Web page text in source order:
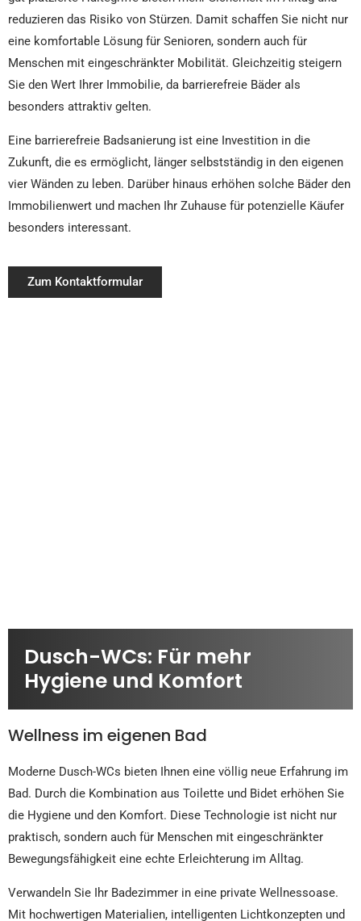
reduzieren das Risiko von Stürzen. Damit schaffen Sie nicht nur
eine komfortable Lösung für Senioren, sondern auch für
Menschen mit eingeschränkter Mobilität. Gleichzeitig steigern
Sie den Wert Ihrer Immobilie, da barrierefreie Bäder als
besonders attraktiv gelten.
Eine barrierefreie Badsanierung ist eine Investition in die
Zukunft, die es ermöglicht, länger selbstständig in den eigenen
vier Wänden zu leben. Darüber hinaus erhöhen solche Bäder den
Immobilienwert und machen Ihr Zuhause für potenzielle Käufer
besonders interessant.
Zum Kontaktformular
Dusch-WCs: Für mehr
Hygiene und Komfort
Wellness im eigenen Bad
Moderne Dusch-WCs bieten Ihnen eine völlig neue Erfahrung im
Bad. Durch die Kombination aus Toilette und Bidet erhöhen Sie
die Hygiene und den Komfort. Diese Technologie ist nicht nur
praktisch, sondern auch für Menschen mit eingeschränkter
Bewegungsfähigkeit eine echte Erleichterung im Alltag.
Verwandeln Sie Ihr Badezimmer in eine private Wellnessoase.
Mit hochwertigen Materialien, intelligenten Lichtkonzepten und